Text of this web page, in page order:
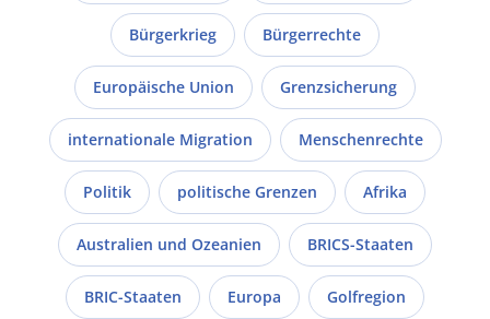
Bürgerkrieg Bürgerrechte
Europäische Union Grenzsicherung
internationale Migration Menschenrechte
Politik politische Grenzen Afrika
Australien und Ozeanien BRICS-Staaten
BRIC-Staaten Europa Golfregion